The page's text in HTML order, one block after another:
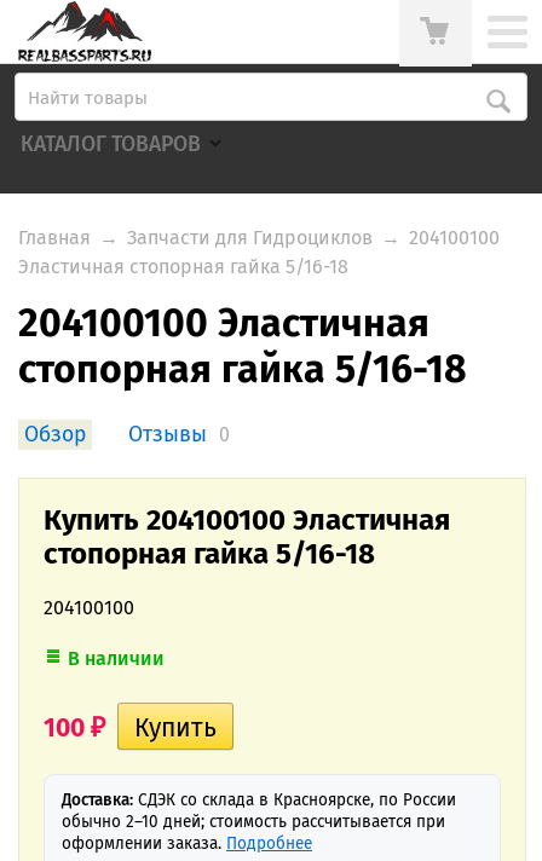
КАТАЛОГ ТОВАРОВ
Главная → Запчасти для Гидроциклов → 204100100
Эластичная стопорная гайка 5/16-18
204100100 Эластичная
стопорная гайка 5/16-18
Обзор Отзывы 0
Купить 204100100 Эластичная
стопорная гайка 5/16-18
204100100
В наличии
100 ₽
Доставка: СДЭК со склада в Красноярске, по России
обычно 2–10 дней; стоимость рассчитывается при
оформлении заказа. Подробнее